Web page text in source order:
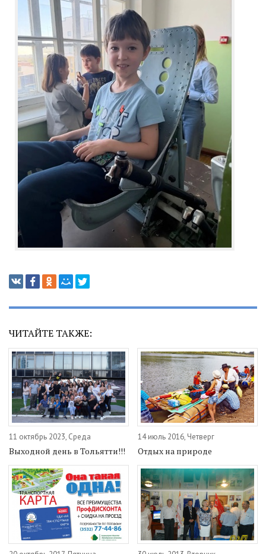
ЧИТАЙТЕ ТАКЖЕ:
11 октябрь 2023, Среда
Выходной день в Тольятти!!!
14 июль 2016, Четверг
Отдых на природе